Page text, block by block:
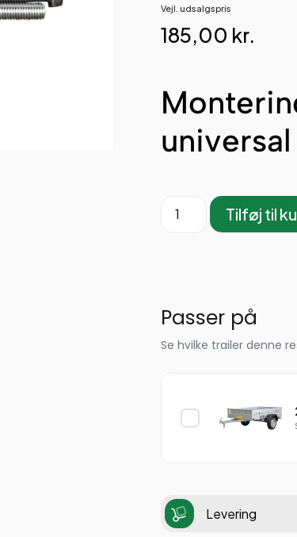
Vejl. udsalgspris
185,00 kr.
universal
Tilføj til
Passer på
Se hvilke trailer denne
Levering